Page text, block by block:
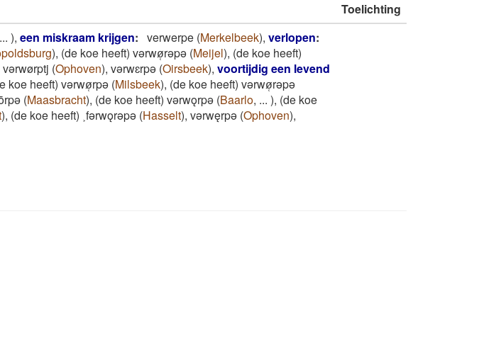
Toelichting
... ), een miskraam krijgen: verwerpe (Merkelbeek), verlopen:
), (de koe heeft) vǝrwø̜rǝpǝ (Meijel), (de koe heeft)
(Ophoven), vǝrwɛrpǝ (Oirsbeek), voortijdig een levend
koe heeft) vǝrwø̜rpǝ (Milsbeek), (de koe heeft) vǝrwø̜rǝpǝ
(Maasbracht), (de koe heeft) vǝrwǫrpǝ (Baarlo, ... ), (de koe
), (de koe heeft) ˲fǝrwǫrǝpǝ (Hasselt), vǝrwęrpǝ (Ophoven),